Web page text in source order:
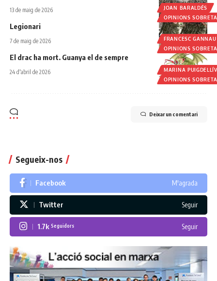
JOAN BARALDÉS
OPINIONS
13 de maig de 2026
FRANCESC GANNAU
OPINIONS
Legionari
7 de maig de 2026
MARINA
OPINIONS
El drac ha mort. Guanya el de sempre
24 d'abril de 2026
Deixar un comentari
Segueix-nos
Facebook M'agrada
Twitter Seguir
1.7k Seguidors Seguir